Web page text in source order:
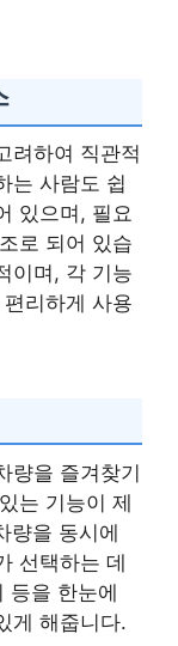
려하여 직관적
는 사람도 쉽
있으며, 필요
로 되어 있습
이며, 각 기능
리하게 사용
량을 즐겨찾기
는 기능이 제
량을 동시에
선택하는 데
등을 한눈에
게 해줍니다.